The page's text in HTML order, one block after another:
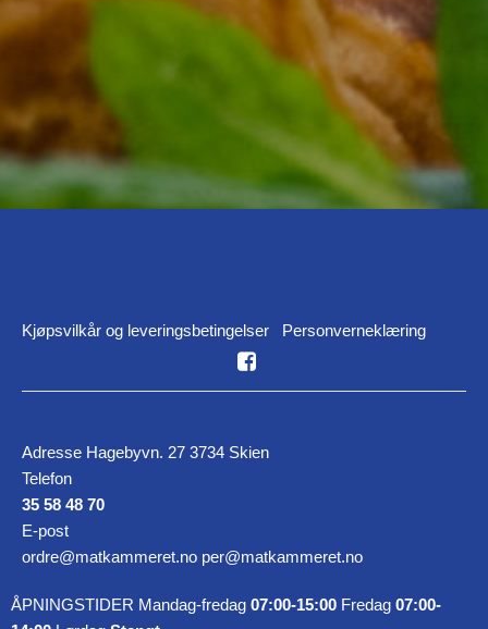
Kjøpsvilkår og leveringsbetingelser Personverneklæring
Adresse Hagebyvn. 27 3734 Skien
Telefon
35 58 48 70
E-post
ordre@matkammeret.no per@matkammeret.no
ÅPNINGSTIDER Mandag-fredag 07:00-15:00 Fredag 07:00-